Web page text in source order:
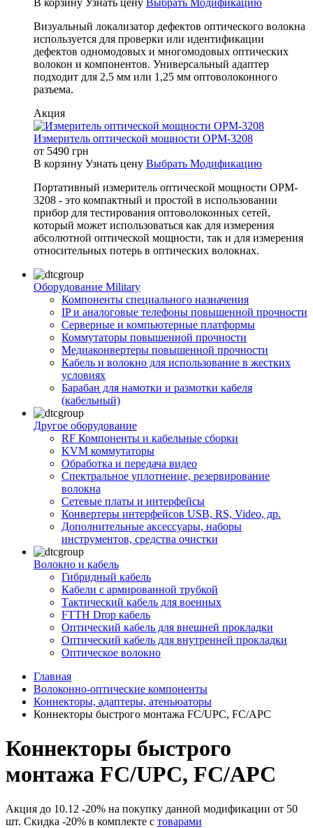
В корзину Узнать цену Выбрать Модификацию
Визуальный локализатор дефектов оптического волокна
используется для проверки или идентификации
дефектов одномодовых и многомодовых оптических
волокон и компонентов. Универсальный адаптер
подходит для 2,5 мм или 1,25 мм оптоволоконного
разъема.
Акция
Измеритель оптической мощности OPM-3208
от 5490 грн
В корзину Узнать цену Выбрать Модификацию
Портативный измеритель оптической мощности OPM-
3208 - это компактный и простой в использовании
прибор для тестирования оптоволоконных сетей,
который может использоваться как для измерения
абсолютной оптической мощности, так и для измерения
относительных потерь в оптических волокнах.
Оборудование Military
Компоненты специального назначения
IP и аналоговые телефоны повышенной прочности
Серверные и компьютерные платформы
Коммутаторы повышенной прочности
Медиаконвертеры повышенной прочности
Кабель и волокно для использование в жестких
условиях
Барабан для намотки и размотки кабеля
(кабельный)
Другое оборудование
RF Компоненты и кабельные сборки
KVM коммутаторы
Обработка и передача видео
Спектральное уплотнение, резервирование
волокна
Сетевые платы и интерфейсы
Конвертеры интерфейсов USB, RS, Video, др.
Дополнительные аксессуары, наборы
инструментов, средства очистки
Волокно и кабель
Гибридный кабель
Кабели с армированной трубкой
Тактический кабель для военных
FTTH Drop кабель
Оптический кабель для внешней прокладки
Оптический кабель для внутренней прокладки
Оптическое волокно
Главная
Волоконно-оптические компоненты
Коннекторы, адаптеры, атеньюаторы
Коннекторы быстрого монтажа FC/UPC, FC/APC
Коннекторы быстрого
монтажа FC/UPC, FC/APC
Акция до 10.12 -20% на покупку данной модификации от 50
шт. Скидка -20% в комплекте с товарами